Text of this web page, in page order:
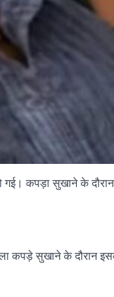
गई। कपड़ा सुखाने के
कपड़े सुखाने के